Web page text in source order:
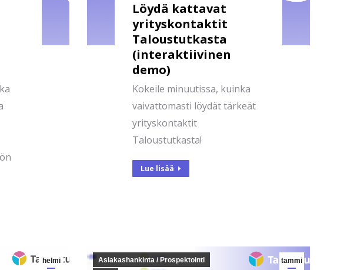
Löydä kattavat
yrityskontaktit
Taloustutkasta
(interaktiivinen
demo)
Kokeile minuutissa, kuinka
vaivattomasti löydät tärkeät
yrityskontaktit
Taloustutkasta!
Lue lisää
helmi tammi
Asiakashankinta / Prospektointi